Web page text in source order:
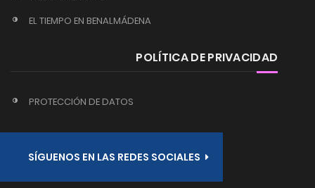
EL TIEMPO EN BENALMÁDENA
POLÍTICA DE PRIVACIDAD
PROTECCIÓN DE DATOS
SÍGUENOS EN LAS REDES SOCIALES